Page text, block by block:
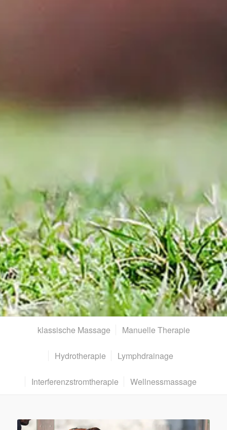
klassische Massage Manuelle Therapie
Hydrotherapie Lymphdrainage
Interferenzstrom­therapie Wellnessmassage